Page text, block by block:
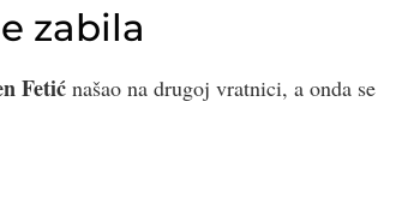
zabila
Fetić našao na drugoj vratnici, a onda se